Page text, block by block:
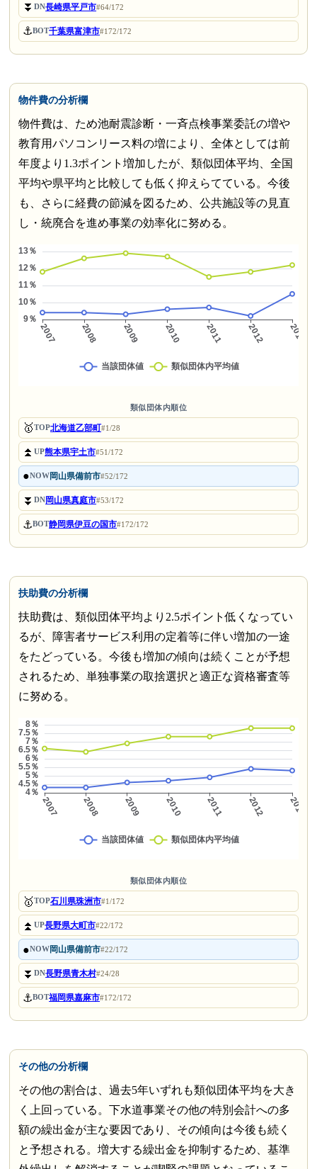
⏬DN長崎県平戸市#64/172
⚓BOT千葉県富津市#172/172
物件費の分析欄
物件費は、ため池耐震診断・一斉点検事業委託の増や
教育用パソコンリース料の増により、全体としては前
年度より1.3ポイント増加したが、類似団体平均、全国
平均や県平均と比較しても低く抑えらてている。今後
も、さらに経費の節減を図るため、公共施設等の見直
し・統廃合を進め事業の効率化に努める。
類似団体内順位
🥇TOP北海道乙部町#1/28
⏫UP熊本県宇土市#51/172
●NOW岡山県備前市#52/172
⏬DN岡山県真庭市#53/172
⚓BOT静岡県伊豆の国市#172/172
扶助費の分析欄
扶助費は、類似団体平均より2.5ポイント低くなってい
るが、障害者サービス利用の定着等に伴い増加の一途
をたどっている。今後も増加の傾向は続くことが予想
されるため、単独事業の取捨選択と適正な資格審査等
に努める。
類似団体内順位
🥇TOP石川県珠洲市#1/172
⏫UP長野県大町市#22/172
●NOW岡山県備前市#22/172
⏬DN長野県青木村#24/28
⚓BOT福岡県嘉麻市#172/172
その他の分析欄
その他の割合は、過去5年いずれも類似団体平均を大き
く上回っている。下水道事業その他の特別会計への多
額の繰出金が主な要因であり、その傾向は今後も続く
と予想される。増大する繰出金を抑制するため、基準